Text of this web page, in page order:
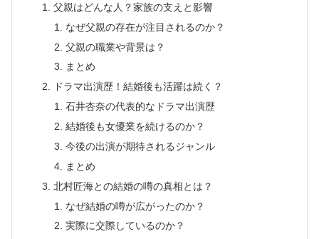
父親はどんな人？家族の支えと影響
なぜ父親の存在が注目されるのか？
父親の職業や背景は？
まとめ
ドラマ出演歴！結婚後も活躍は続く？
石井杏奈の代表的なドラマ出演歴
結婚後も女優業を続けるのか？
今後の出演が期待されるジャンル
まとめ
北村匠海との結婚の噂の真相とは？
なぜ結婚の噂が広がったのか？
実際に交際しているのか？